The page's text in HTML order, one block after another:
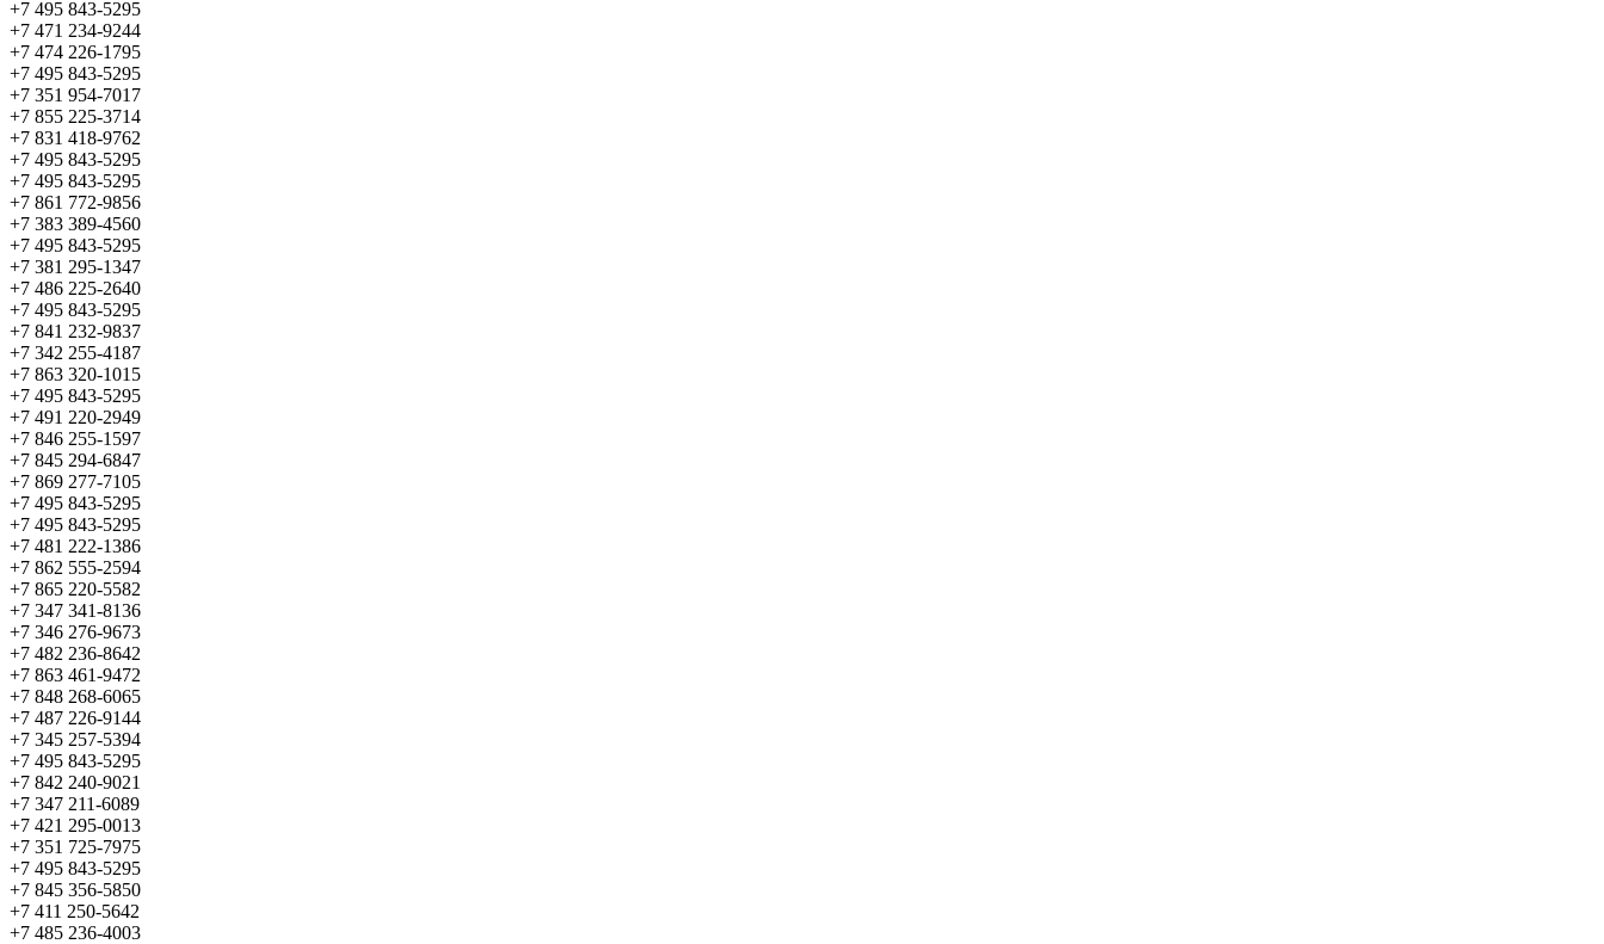
+7 495 843-5295
+7 471 234-9244
+7 474 226-1795
+7 495 843-5295
+7 351 954-7017
+7 855 225-3714
+7 831 418-9762
+7 495 843-5295
+7 495 843-5295
+7 861 772-9856
+7 383 389-4560
+7 495 843-5295
+7 381 295-1347
+7 486 225-2640
+7 495 843-5295
+7 841 232-9837
+7 342 255-4187
+7 863 320-1015
+7 495 843-5295
+7 491 220-2949
+7 846 255-1597
+7 845 294-6847
+7 869 277-7105
+7 495 843-5295
+7 495 843-5295
+7 481 222-1386
+7 862 555-2594
+7 865 220-5582
+7 347 341-8136
+7 346 276-9673
+7 482 236-8642
+7 863 461-9472
+7 848 268-6065
+7 487 226-9144
+7 345 257-5394
+7 495 843-5295
+7 842 240-9021
+7 347 211-6089
+7 421 295-0013
+7 351 725-7975
+7 495 843-5295
+7 845 356-5850
+7 411 250-5642
+7 485 236-4003